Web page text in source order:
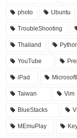
photo Ubuntu
TroubleShooting
Thailand
YouTube
iPad
Taiwan Vim
BlueStacks
MEmuPlay